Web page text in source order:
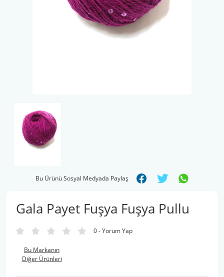
Bu Ürünü Sosyal Medyada Paylaş
Gala Payet Fuşya Fuşya Pullu
0 - Yorum Yap
Bu Markanın
Diğer Ürünleri